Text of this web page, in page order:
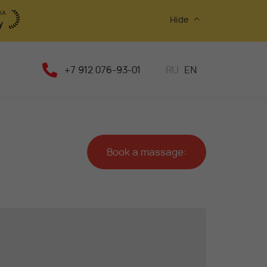
Hide
+7 912 076-93-01 RU EN
Book a massage: